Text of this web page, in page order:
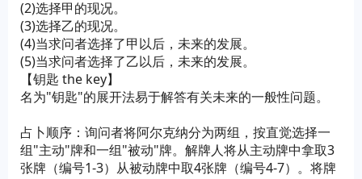
(2)选择甲的现况。
(3)选择乙的现况。
(4)当求问者选择了甲以后，未来的发展。
(5)当求问者选择了乙以后，未来的发展。
【钥匙 the key】
名为"钥匙"的展开法易于解答有关未来的一般性问题。
占卜顺序：询问者将阿尔克纳分为两组，按直觉选择一
组"主动"牌和一组"被动"牌。解牌人将从主动牌中拿取3
张牌（编号1-3）从被动牌中取4张牌（编号4-7）。将牌